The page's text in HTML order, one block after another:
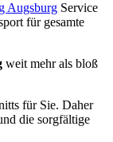
Augsburg Service
für gesamte
weit mehr als bloß
für Sie. Daher
die sorgfältige